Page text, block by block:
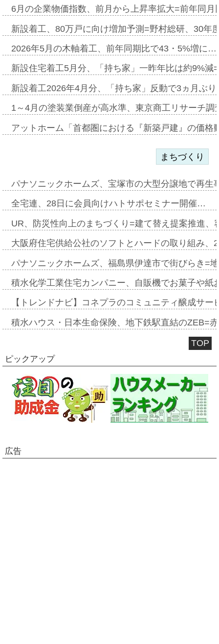
6月の企業物価指数、前月から上昇率拡大=前年同
新設着工、80万戸に向け増加予測=野村総研、30年
2026年5月の木軸着工、前年同期比で43・5%増に…
新設住宅着工5月分、「持ち家」一昨年比は約9%
新設着工2026年4月分、「持ち家」反動で3ヵ月ぶ
1～4月の塗装業倒産が高水準、東京商工リサーチ
アットホーム「首都圏における『新築戸建』の価
まちづくり
パナソニックホームズ、宝塚市の大型分譲地で再
全宅連、28日に会員向けハトサポセミナー開催…
UR、防災性向上のまちづくり=建て替え提案推進
大阪府住宅供給公社のソフトとハードの取り組み
パナソニックホームズ、福島県伊達市で街びらき=
積水化学工業住宅カンパニー、自販機でお菓子や
【トレンドナビ】コネプラのコミュニティ醸成サ
積水ハウス・日本生命保険、地下鉄駅直結のZEB=
TOP
ピックアップ
広告